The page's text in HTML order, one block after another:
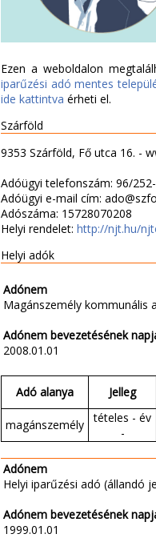
Ezen a weboldalon
iparűzési adó mentes
ide kattintva érheti el.
Szárföld
9353 Szárföld, Fő utca 16. -
Adóügyi telefonszám: 96/
Adóügyi e-mail cím:
Adószáma: 15728070208
Helyi rendelet: http://njt.hu/
Helyi adók
Adónem
Magánszemély kommunális
Adónem bevezetésének
2008.01.01
Adó alanya Jelleg
magánszemély
tételes - év
-
Adónem
Helyi iparűzési adó (állandó
Adónem bevezetésének
1999.01.01